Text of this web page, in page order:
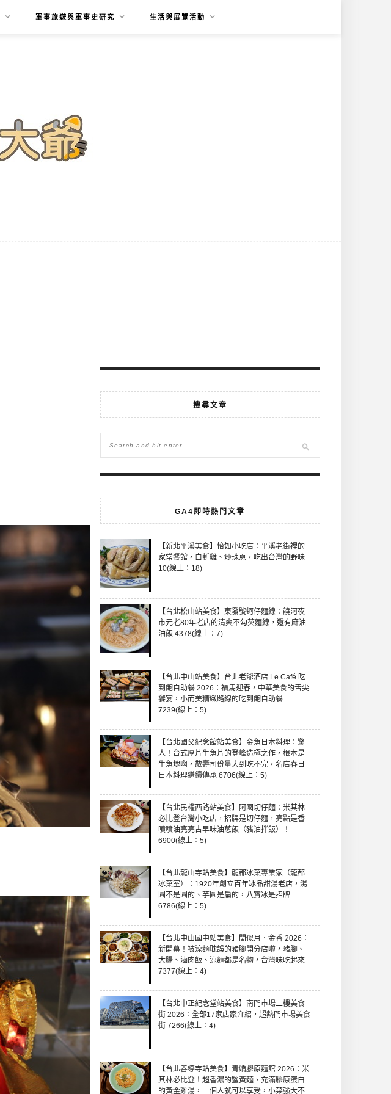
軍事旅遊與軍事史研究 生活與展覽活動
搜尋文章
GA4即時熱門文章
【新北平溪美食】怡如小吃店：平溪老街裡的
家常餐館，白斬雞、炒珠蔥，吃出台灣的野味
10(線上：18)
【台北松山站美食】東發號蚵仔麵線：饒河夜
市元老80年老店的清爽不勾芡麵線，還有麻油
油飯 4378(線上：7)
【台北中山站美食】台北老爺酒店 Le Café 吃
到飽自助餐 2026：福馬迎春，中華美食的舌尖
饗宴，小而美精緻路線的吃到飽自助餐
7239(線上：5)
【台北國父紀念館站美食】金魚日本料理：驚
人！台式厚片生魚片的登峰造極之作，根本是
生魚塊啊，散壽司份量大到吃不完，名店春日
日本料理繼續傳承 6706(線上：5)
【台北民權西路站美食】阿國切仔麵：米其林
必比登台灣小吃店，招牌是切仔麵，亮點是香
噴噴油亮亮古早味油蔥飯（豬油拌飯）！
6900(線上：5)
【台北龍山寺站美食】龍都冰菓專業家（龍都
冰菓室）：1920年創立百年冰品甜湯老店，湯
圓不是圓的、芋圓是扁的，八寶冰是招牌
6786(線上：5)
【台北中山國中站美食】閏似月．金香 2026：
新開幕！被涼麵耽誤的豬腳開分店啦，豬腳、
大腸、滷肉飯、涼麵都是名物，台灣味吃起來
7377(線上：4)
【台北中正紀念堂站美食】南門市場二樓美食
街 2026：全部17家店家介紹，超熱門市場美食
街 7266(線上：4)
【台北善導寺站美食】青嬌膠原麵館 2026：米
其林必比登！超香濃的蟹黃麵、充滿膠原蛋白
的黃金雞湯，一個人就可以享受，小菜強大不